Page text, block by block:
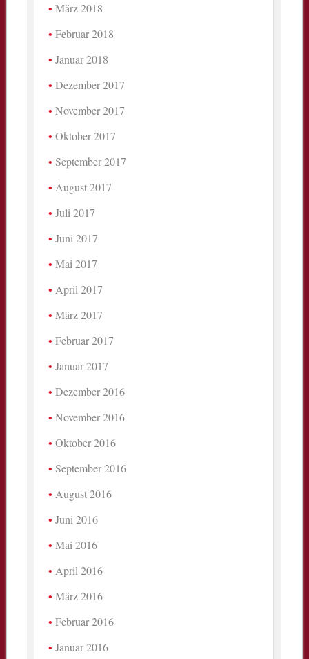
März 2018
Februar 2018
Januar 2018
Dezember 2017
November 2017
Oktober 2017
September 2017
August 2017
Juli 2017
Juni 2017
Mai 2017
April 2017
März 2017
Februar 2017
Januar 2017
Dezember 2016
November 2016
Oktober 2016
September 2016
August 2016
Juni 2016
Mai 2016
April 2016
März 2016
Februar 2016
Januar 2016